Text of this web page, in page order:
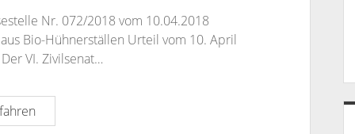
Nr. 072/2018 vom 10.04.2018
Bio-Hühnerställen Urteil vom 10. April
VI. Zivilsenat…
BGH-
10.